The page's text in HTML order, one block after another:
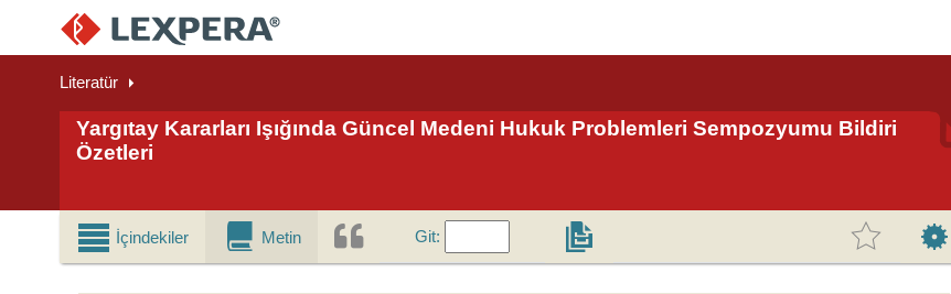
Literatür
Yargıtay Kararları Işığında Güncel Medeni Hukuk Problemleri Sempozyumu Bildiri
Özetleri
İçindekiler Metin Git: